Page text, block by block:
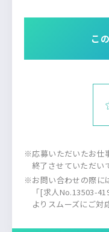
こ
※応募いただいたお仕
終了させていただい
※お問い合わせの際に
「[求人No.13503-
よりスムーズにご対